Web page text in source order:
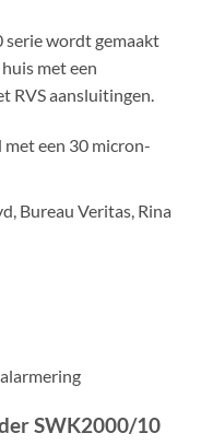
serie wordt gemaakt
met een
RVS aansluitingen.
een 30 micron-
Bureau Veritas, Rina
SWK2000/10